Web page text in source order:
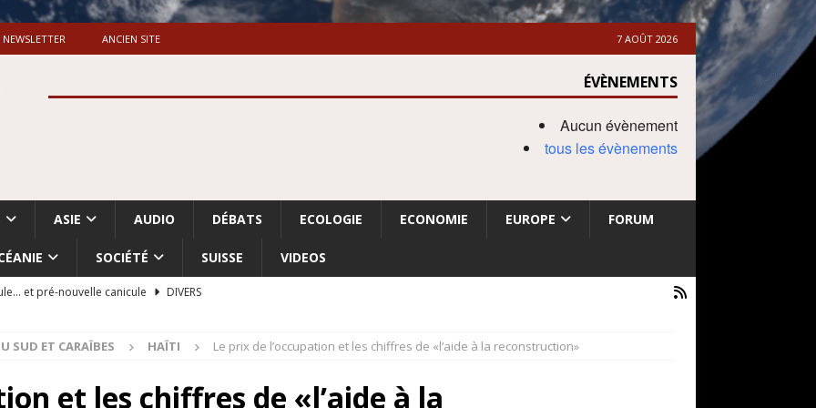
NEWSLETTER ANCIEN SITE 7 AOÛT 2026
ÉVÈNEMENTS
Aucun évènement
tous les évènements
ASIE AUDIO DÉBATS ECOLOGIE ECONOMIE EUROPE FORUM
SOCIÉTÉ SUISSE VIDEOS
et pré-nouvelle canicule
DIVERS
du nettoyage ethnique en Cisjordanie et à Gaza
SUD ET CARAÏBES HAÏTI Le prix de l’occupation et les chiffres de «l’aide à la reconstruction»
et les chiffres de «l’aide à la